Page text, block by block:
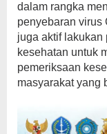
dalam rangka
penyebaran virus
juga aktif lakukan
kesehatan untuk
pemeriksaan
masyarakat yang